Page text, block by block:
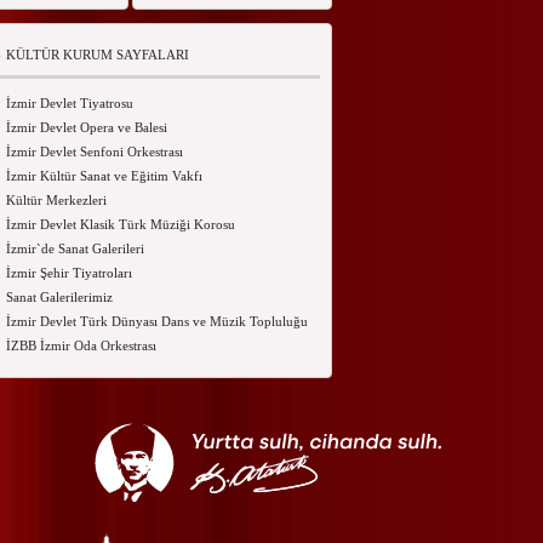
KÜLTÜR KURUM SAYFALARI
İzmir Devlet Tiyatrosu
İzmir Devlet Opera ve Balesi
İzmir Devlet Senfoni Orkestrası
İzmir Kültür Sanat ve Eğitim Vakfı
Kültür Merkezleri
İzmir Devlet Klasik Türk Müziği Korosu
İzmir`de Sanat Galerileri
İzmir Şehir Tiyatroları
Sanat Galerilerimiz
İzmir Devlet Türk Dünyası Dans ve Müzik Topluluğu
İZBB İzmir Oda Orkestrası